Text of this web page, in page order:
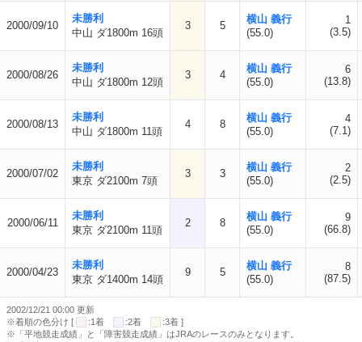
2000/09/10
未勝利
中山 ダ1800m 16頭
3 5
横山 義行
(55.0)
1
(3.5)
2000/08/26
未勝利
中山 ダ1800m 12頭
3 4
横山 義行
(55.0)
6
(13.8)
2000/08/13
未勝利
中山 ダ1800m 11頭
4 8
横山 義行
(55.0)
4
(7.1)
2000/07/02
未勝利
東京 ダ2100m 7頭
3 3
横山 義行
(55.0)
2
(2.5)
2000/06/11
未勝利
東京 ダ2100m 11頭
2 8
横山 義行
(55.0)
9
(66.8)
2000/04/23
未勝利
東京 ダ1400m 14頭
9 5
横山 義行
(55.0)
8
(87.5)
2002/12/21 00:00 更新
※着順の色分け [
:1着 :2着
:3着 ]
※「平地競走成績」と「障害競走成績」はJRAのレースのみとなります。